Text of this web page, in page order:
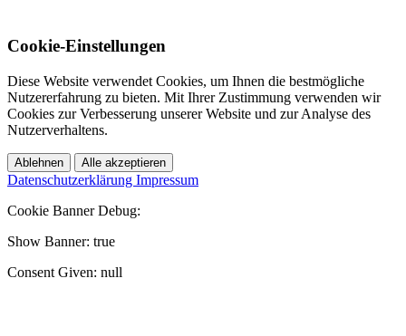
Cookie-Einstellungen
Diese Website verwendet Cookies, um Ihnen die bestmögliche
Nutzererfahrung zu bieten. Mit Ihrer Zustimmung verwenden wir
Cookies zur Verbesserung unserer Website und zur Analyse des
Nutzerverhaltens.
Ablehnen Alle akzeptieren
Datenschutzerklärung Impressum
Cookie Banner Debug:
Show Banner: true
Consent Given: null